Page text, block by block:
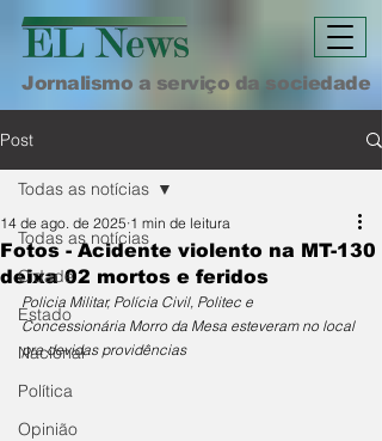
Jornalismo a serviço da sociedade
Post
Todas as notícias
Cidade
Estado
Nacional
Política
Opinião
Todas as notícias
Fotos - Acidente violento na MT-130
deixa 02 mortos e feridos
14 de ago. de 2025 1 min de leitura
Policia Militar, Polícia Civil, Politec e
Concessionária Morro da Mesa esteveram no local
pra devidas providências